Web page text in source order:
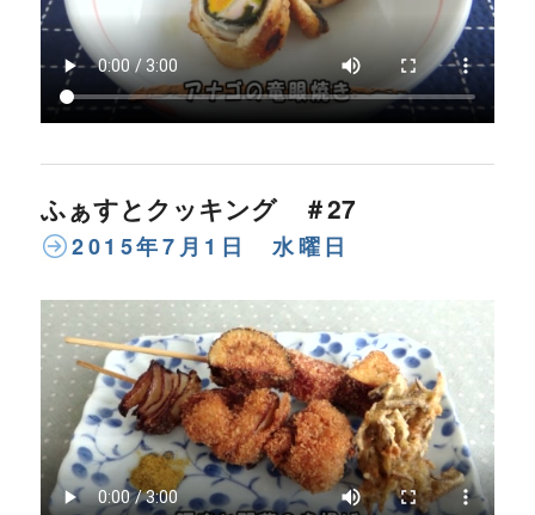
ふぁすとクッキング ＃27
2015年7月1日 水曜日